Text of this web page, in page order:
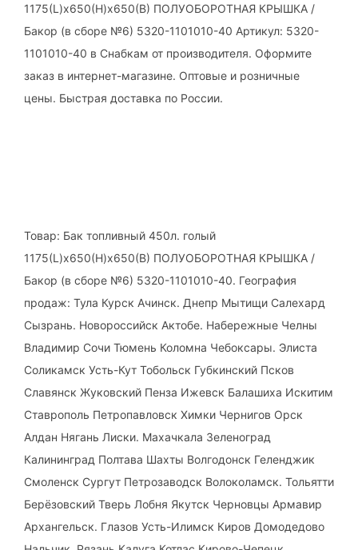
1175(L)х650(H)х650(B) ПОЛУОБОРОТНАЯ КРЫШКА /
Бакор (в сборе №6) 5320-1101010-40 Артикул: 5320-
1101010-40 в Снабкам от производителя. Оформите
заказ в интернет-магазине. Оптовые и розничные
цены. Быстрая доставка по России.
Товар: Бак топливный 450л. голый
1175(L)х650(H)х650(B) ПОЛУОБОРОТНАЯ КРЫШКА /
Бакор (в сборе №6) 5320-1101010-40. География
продаж: Тула Курск Ачинск. Днепр Мытищи Салехард
Сызрань. Новороссийск Актобе. Набережные Челны
Владимир Сочи Тюмень Коломна Чебоксары. Элиста
Соликамск Усть-Кут Тобольск Губкинский Псков
Славянск Жуковский Пенза Ижевск Балашиха Искитим
Ставрополь Петропавловск Химки Чернигов Орск
Алдан Нягань Лиски. Махачкала Зеленоград
Калининград Полтава Шахты Волгодонск Геленджик
Смоленск Сургут Петрозаводск Волоколамск. Тольятти
Берёзовский Тверь Лобня Якутск Черновцы Армавир
Архангельск. Глазов Усть-Илимск Киров Домодедово